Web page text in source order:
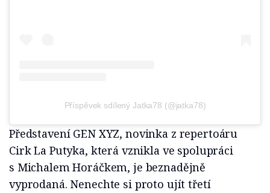
Příspěvek sdílený Jatka78 (@jatka78)
Představení GEN XYZ, novinka z repertoáru
Cirk La Putyka, která vznikla ve spolupráci
s Michalem Horáčkem, je beznadějně
vyprodaná. Nenechte si proto ujít třetí